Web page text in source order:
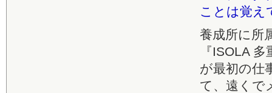
ことは覚え
養成所に所
『ISOLA
が最初の仕
て、遠くで